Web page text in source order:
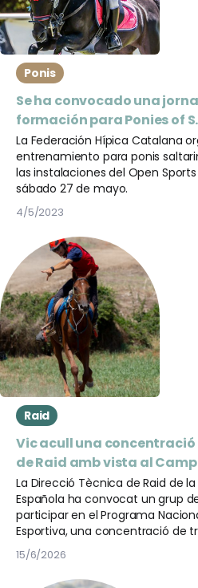
Ponis
Se ha convocado una
formación para Ponies of
La Federación Hípica Catalana
entrenamiento para ponis
las instalaciones del Open
sábado 27 de mayo.
4/5/2023
Raid
Vic acull una
de Raid amb vista al
Júnior i Young Riders
La Direcció Tècnica de Raid de
Española ha convocat un grup
participar en el Programa
Esportiva, una concentració de
orientada a la preparació dels
Campionat d’Europa de Raid de
Young Riders.
15/6/2026